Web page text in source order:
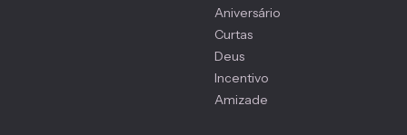
Aniversário
Curtas
Deus
Incentivo
Amizade